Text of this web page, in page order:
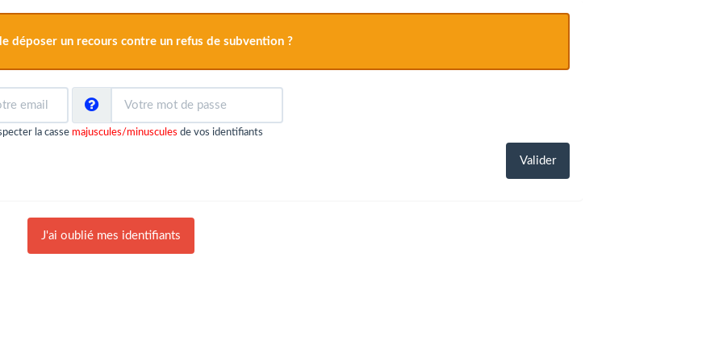
déposer un recours contre un refus de subvention ?
la casse majuscules/minuscules de vos identifiants
J'ai oublié mes identifiants